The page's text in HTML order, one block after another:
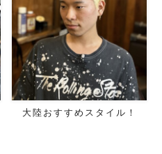
大陸おすすめスタイル！